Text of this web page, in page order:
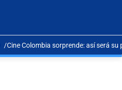
Cine Colombia sorprende: así será